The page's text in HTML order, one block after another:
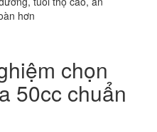
hơn
chọn
50cc chuẩn